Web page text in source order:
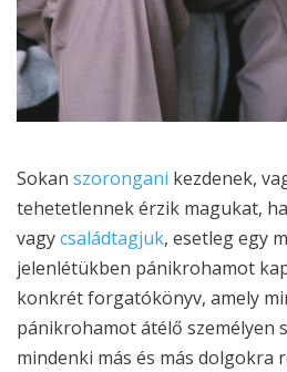
Sokan szorongani kezdenek,
tehetetlennek érzik magukat,
vagycsaládtagjuk, esetleg egy
jelenlétükben pánikrohamot
konkrét forgatókönyv, amely
pánikrohamot átélő személyen
mindenki más és más dolgokra